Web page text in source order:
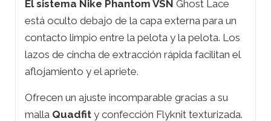
El sistema Nike Phantom VSN Ghost Lace
está oculto debajo de la capa externa para un
contacto limpio entre la pelota y la pelota. Los
lazos de cincha de extracción rápida facilitan el
aflojamiento y el apriete.
Ofrecen un ajuste incomparable gracias a su
malla Quadfit y confección Flyknit texturizada.